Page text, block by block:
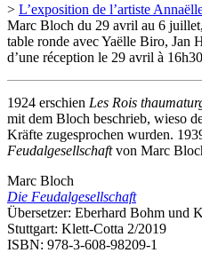
> L’exposition de l’artiste
Marc Bloch du 29 avril au 6
table ronde avec Yaëlle Biro,
d’une réception le 29 avril à
1924 erschien Les Rois
mit dem Bloch beschrieb, wieso
Kräfte zugesprochen wurden.
Feudalgesellschaftvon Marc
Marc Bloch
Die Feudalgesellschaft
Übersetzer: Eberhard Bohm und
Stuttgart: Klett-Cotta 2/2019
ISBN: 978-3-608-98209-1